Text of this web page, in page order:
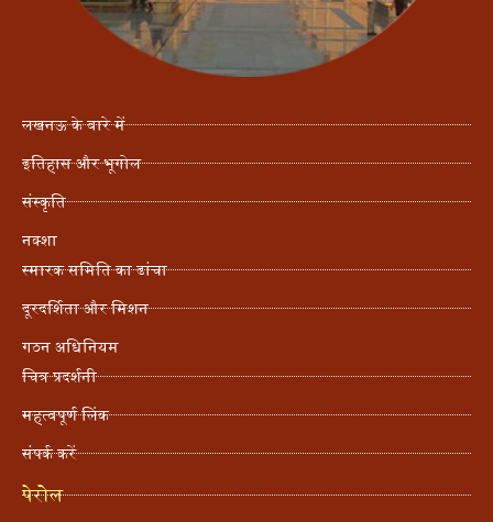
लखनऊ के बारे में
इतिहास और भूगोल
संस्कृति
नक्शा
स्मारक समिति का ढांचा
दूरदर्शिता और मिशन
गठन अधिनियम
चित्र प्रदर्शनी
महत्वपूर्ण लिंक
संपर्क करें
पेरोल